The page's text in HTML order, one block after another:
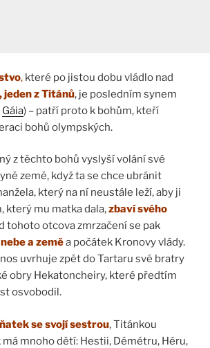
, které po jistou dobu vládlo nad
jeden z Titánů, je posledním synem
Gáia) – patří proto k bohům, kteří
bohů olympských.
z těchto bohů vyslyší volání své
země, když ta se chce ubránit
který na ní neustále leží, aby ji
který mu matka dala,zbaví svého
tohoto otcova zmrzačení se pak
a zeměa počátek Kronovy vlády.
uvrhuje zpět do Tartaru své bratry
obry Hekatoncheiry, které předtím
osvobodil.
se svojí sestrou, Titánkou
má mnoho dětí: Hestii, Démétru, Héru,